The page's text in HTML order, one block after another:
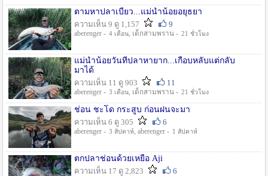
ตามหาปลาเบี้ยว...แม่น้ำน้อยอยุธยา
ความเห็น 9 ดู 1,157
9
aberenger - 4 เดือน, เด็กสามพราน - 21 ชั่วโมง
แม่น้ำน้อยวันที่ปลาหายาก...เกือบหลับแต่กลับ
มาได้
ความเห็น 11 ดู 903
11
aberenger - 3 เดือน, เด็กสามพราน - 21 ชั่วโมง
ช่อน ชะโด กระสูบ ก่อนฝนจะมา
ความเห็น 6 ดู 305
6
aberenger - 3 สัปดาห์, aberenger - 1 สัปดาห์
ตกปลาช่อนด้วยเหยื่อ Aji
ความเห็น 17 ดู 2,823
6